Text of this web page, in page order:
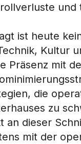
und
ist heute
Kultur
Präsenz mit
die
zu
an dieser
mit der